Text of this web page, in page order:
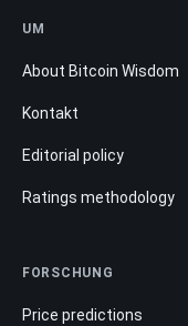
UM
About Bitcoin Wisdom
Kontakt
Editorial policy
Ratings methodology
FORSCHUNG
Price predictions